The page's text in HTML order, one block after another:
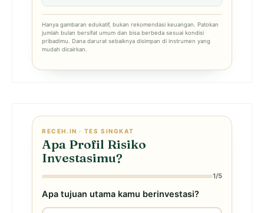
Hanya gambaran edukatif, bukan rekomendasi keuangan. Patokan
jumlah bulan bersifat umum dan bisa berbeda sesuai kondisi
pribadimu. Dana darurat sebaiknya disimpan di instrumen yang
mudah dicairkan.
RECEH.IN · TES SINGKAT
Apa Profil Risiko
Investasimu?
1/5
Apa tujuan utama kamu berinvestasi?